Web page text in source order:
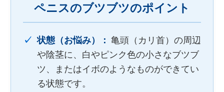
ペニスのブツブツのポイント
状態（お悩み）： 亀頭（カリ首）の周辺
や陰茎に、白やピンク色の小さなブツブ
ツ、またはイボのようなものができてい
る状態です。